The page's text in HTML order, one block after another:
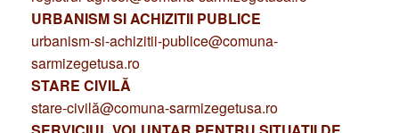
URBANISM SI ACHIZITII PUBLICE
urbanism-si-achizitii-publice@comuna-
sarmizegetusa.ro
STARE CIVILĂ
stare-civilă@comuna-sarmizegetusa.ro